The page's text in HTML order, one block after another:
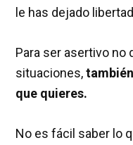
le has dejado
Para ser asertivo no
situaciones,
que quieres.
No es fácil saber lo